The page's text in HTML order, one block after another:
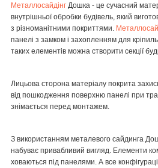
Металлосайдінг Дошка - це сучасний
внутрішньої обробки будівель, який
з різноманітними покриттями.
панелі з замком і захопленням для
таких елементів можна створити секції
Лицьова сторона матеріалу покрита
від пошкодження поверхню панелі при
знімається перед монтажем.
З використанням металевого сайдинга
набуває привабливий вигляд. Елементи
ховаються під панелями. А все конфігурація